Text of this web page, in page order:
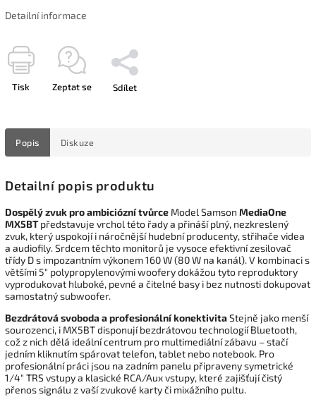
Detailní informace
Tisk Zeptat se Sdílet
Popis Diskuze
Detailní popis produktu
Dospělý zvuk pro ambiciózní tvůrce Model Samson MediaOne
MX5BTpředstavuje vrchol této řady a přináší plný, nezkreslený
zvuk, který uspokojí i náročnější hudební producenty, střihače videa
a audiofily. Srdcem těchto monitorů je vysoce efektivní zesilovač
třídy D s impozantním výkonem 160 W (80 W na kanál). V kombinaci s
většími 5" polypropylenovými woofery dokážou tyto reproduktory
vyprodukovat hluboké, pevné a čitelné basy i bez nutnosti dokupovat
samostatný subwoofer.
Bezdrátová svoboda a profesionální konektivitaStejně jako menší
sourozenci, i MX5BT disponují bezdrátovou technologií Bluetooth,
což z nich dělá ideální centrum pro multimediální zábavu – stačí
jedním kliknutím spárovat telefon, tablet nebo notebook. Pro
profesionální práci jsou na zadním panelu připraveny symetrické
1/4" TRS vstupy a klasické RCA/Aux vstupy, které zajišťují čistý
přenos signálu z vaší zvukové karty či mixážního pultu.